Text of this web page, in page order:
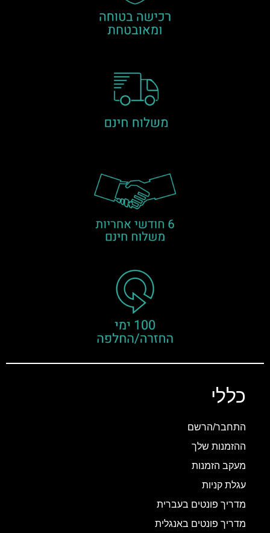
כללי
התחבר/הרשם
ההזמנות שלך
מעקב הזמנות
עגלת קניות
מדריך פונטים בעברית
מדריך פונטים באנגלית